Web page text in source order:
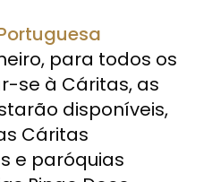
para todos os
se à Cáritas, as
disponíveis,
Cáritas
e paróquias